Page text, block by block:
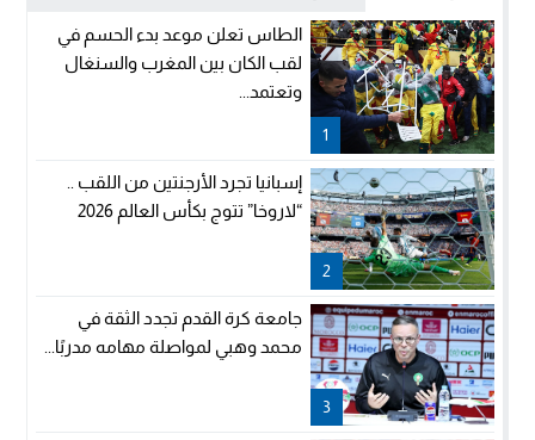
1
الطاس تعلن موعد بدء الحسم في
لقب الكان بين المغرب والسنغال
وتعتمد...
2
إسبانيا تجرد الأرجنتين من اللقب ..
“لاروخا” تتوج بكأس العالم 2026
3
جامعة كرة القدم تجدد الثقة في
محمد وهبي لمواصلة مهامه مدربًا...